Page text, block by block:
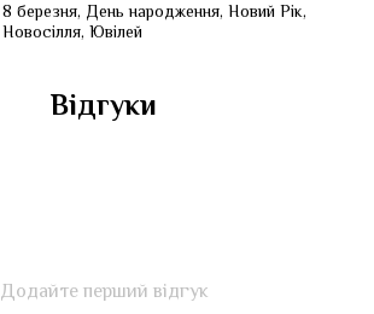
8 березня, День народження, Новий Рік,
Новосілля, Ювілей
Відгуки
Додайте перший відгук